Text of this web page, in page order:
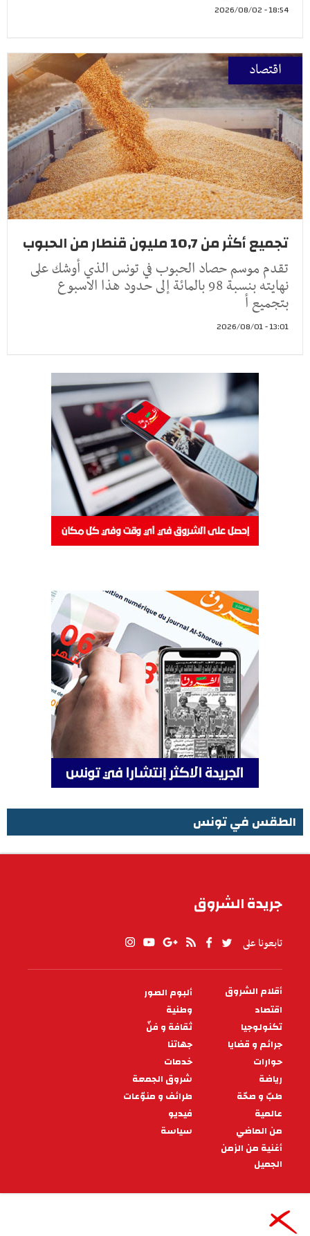
18:54 - 2026/08/02
اقتصاد
تجميع أكثر من 10,7 مليون قنطار من الحبوب
تقدم موسم حصاد الحبوب في تونس الذي أوشك على
نهايته بنسبة 98 بالمائة إلى حدود هذا الاسبوع
بتجميع أ
13:01 - 2026/08/01
الطقس في تونس
جريدة الشروق
تابعونا على
PIED
DE
PAGE
أقلام الشروق
ألبوم الصور
اقتصاد
وطنية
تكنولوجيا
ثقافة و فنّ
جرائم و قضايا
جهاتنا
حوارات
خدمات
رياضة
شروق الجمعة
طبّ و صحّة
طرائف و منوّعات
عالمية
فيديو
من الماضي
سياسة
أغنية من الزمن
الجميل